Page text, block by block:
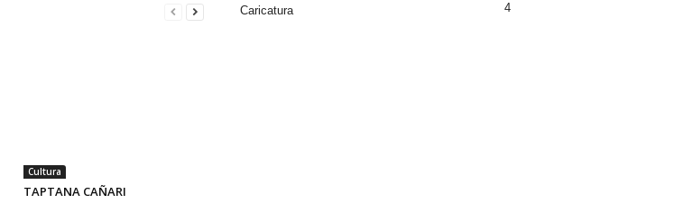
Cultura
TAPTANA CAÑARI
Caricatura 4